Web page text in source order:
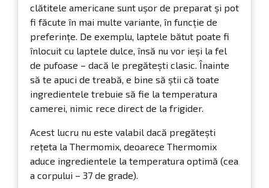
clătitele americane sunt ușor de preparat și pot
fi făcute în mai multe variante, în funcție de
preferințe. De exemplu, laptele bătut poate fi
înlocuit cu laptele dulce, însă nu vor ieși la fel
de pufoase – dacă le pregătești clasic. Înainte
să te apuci de treabă, e bine să știi că toate
ingredientele trebuie să fie la temperatura
camerei, nimic rece direct de la frigider.
Acest lucru nu este valabil dacă pregătești
rețeta la Thermomix, deoarece Thermomix
aduce ingredientele la temperatura optimă (cea
a corpului – 37 de grade).